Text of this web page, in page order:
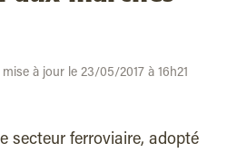
à jour le 23/05/2017 à 16h21
secteur ferroviaire, adopté